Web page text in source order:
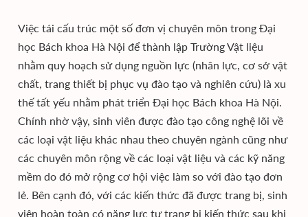
Việc tái cấu trúc một số đơn vị chuyên môn trong Đại
học Bách khoa Hà Nội để thành lập Trường Vật liệu
nhằm quy hoạch sử dụng nguồn lực (nhân lực, cơ sở vật
chất, trang thiết bị phục vụ đào tạo và nghiên cứu) là xu
thế tất yếu nhằm phát triển Đại học Bách khoa Hà Nội.
Chính nhờ vậy, sinh viên được đào tạo công nghệ lõi về
các loại vật liệu khác nhau theo chuyên ngành cũng như
các chuyên môn rộng về các loại vật liệu và các kỹ năng
mềm do đó mở rộng cơ hội việc làm so với đào tạo đơn
lẻ. Bên cạnh đó, với các kiến thức đã được trang bị, sinh
viên hoàn toàn có năng lực tự trang bị kiến thức sau khi